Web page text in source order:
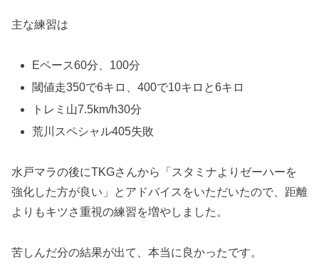
主な練習は
Eペース60分、100分
閾値走350で6キロ、400で10キロと6キロ
トレミ山7.5km/h30分
荒川スペシャル405失敗
水戸マラの後にTKGさんから「スタミナよりゼーハーを
強化した方が良い」とアドバイスをいただいたので、距離
よりもキツさ重視の練習を増やしました。
苦しんだ分の結果が出て、本当に良かったです。